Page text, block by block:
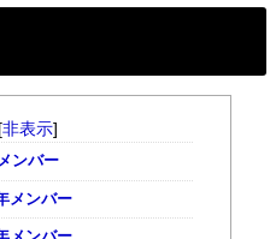
[非表示]
ンバー
メンバー